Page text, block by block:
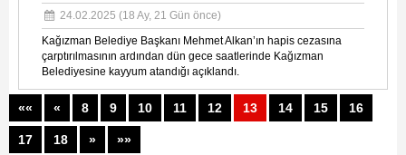
24.02.2025 (18 Ay, 21 Gün önce)
Kağızman Belediye Başkanı Mehmet Alkan’ın hapis cezasına
çarptırılmasının ardından dün gece saatlerinde Kağızman
Belediyesine kayyum atandığı açıklandı.
«« « 8 9 10 11 12 13 14 15 16
17 18 » »»